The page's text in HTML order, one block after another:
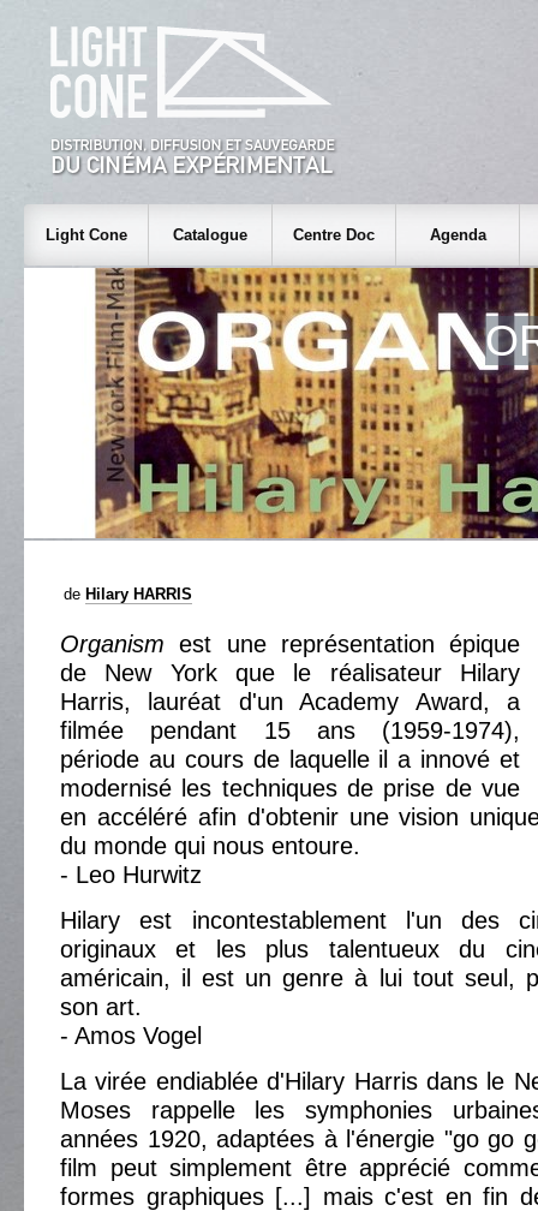
Light Cone Catalogue Centre Doc Agenda
de Hilary HARRIS
Organism est une représentation épique
de New York que le réalisateur Hilary
Harris, lauréat d'un Academy Award, a
filmée pendant 15 ans (1959-1974),
période au cours de laquelle il a innové et
modernisé les techniques de prise de vue
en accéléré afin d'obtenir une vision
du monde qui nous entoure.
- Leo Hurwitz
Hilary est incontestablement l'un des
originaux et les plus talentueux du
américain, il est un genre à lui tout seul,
son art.
- Amos Vogel
La virée endiablée d'Hilary Harris dans le
Moses rappelle les symphonies
années 1920, adaptées à l'énergie "go go
film peut simplement être apprécié
formes graphiques [...] mais c'est en fin